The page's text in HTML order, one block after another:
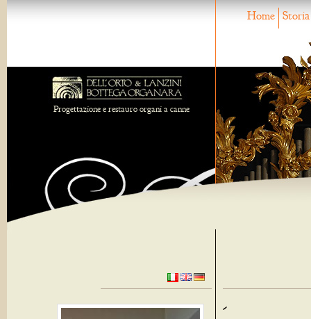
Home Storia
Progettazione e restauro organi a canne
-